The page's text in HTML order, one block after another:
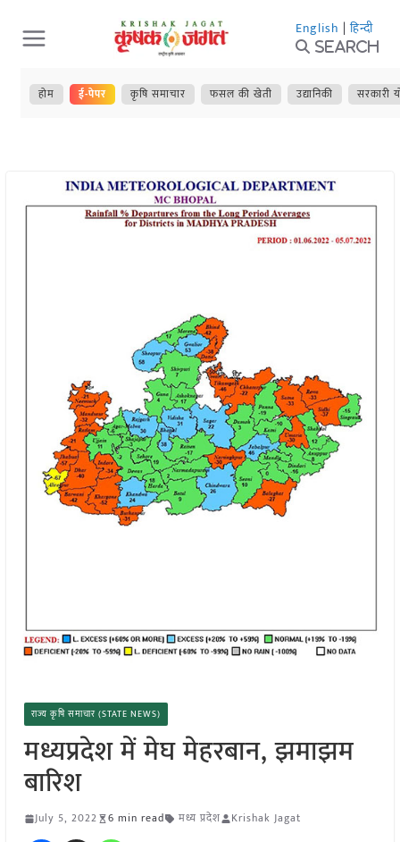
Skip
to
content
English | हिन्दी
Search
होम ई-पेपर कृषि समाचार फसल की खेती उद्यानिकी सरकारी
राज्य कृषि समाचार (STATE NEWS)
मध्यप्रदेश में मेघ मेहरबान, झमाझम
बारिश
July 5, 2022 6 min read मध्य प्रदेश Krishak Jagat